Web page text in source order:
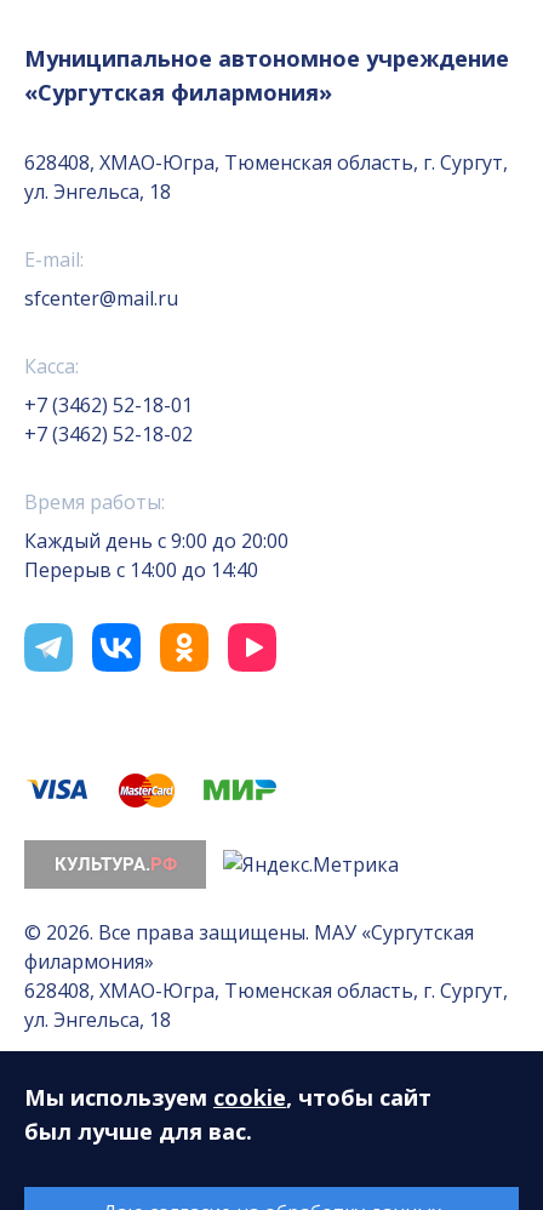
Муниципальное автономное учреждение
«Сургутская филармония»
628408, ХМАО-Югра, Тюменская область, г. Сургут,
ул. Энгельса, 18
E-mail:
sfcenter@mail.ru
Касса:
+7 (3462) 52-18-01
+7 (3462) 52-18-02
Время работы:
Каждый день с 9:00 до 20:00
Перерыв с 14:00 до 14:40
© 2026. Все права защищены. МАУ «Сургутская
филармония»
628408, ХМАО-Югра, Тюменская область, г. Сургут,
ул. Энгельса, 18
Разработка сайта — Интернет-лаборатория
«Делиссимо»
Обслуживание сайта —А1 Интернет-Эксперт
Мы используем cookie, чтобы сайт
был лучше для вас.